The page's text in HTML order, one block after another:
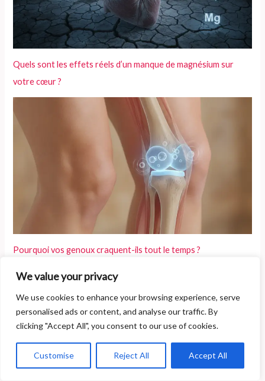
We value your privacy
We use cookies to enhance your browsing experience, serve
personalised ads or content, and analyse our traffic. By
clicking "Accept All", you consent to our use of cookies.
Customise Reject All Accept All
Quels sont les effets réels d’un manque de magnésium sur
votre cœur ?
Pourquoi vos genoux craquent-ils tout le temps ?